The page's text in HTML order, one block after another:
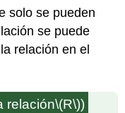
solo se pueden
se puede
relación en el
relación\(R\))